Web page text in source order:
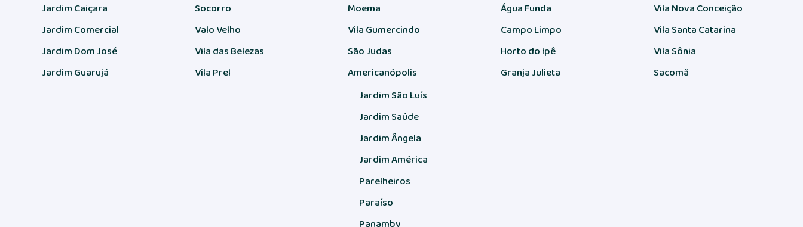
Jardim Caiçara
Jardim Comercial
Jardim Dom José
Jardim Guarujá
Socorro
Valo Velho
Vila das Belezas
Vila Prel
Moema
Vila Gumercindo
São Judas
Americanópolis
Água Funda
Campo Limpo
Horto do Ipê
Granja Julieta
Vila Nova Conceição
Vila Santa Catarina
Vila Sônia
Sacomã
Jardim São Luís
Jardim Saúde
Jardim Ângela
Jardim América
Parelheiros
Paraíso
Panamby